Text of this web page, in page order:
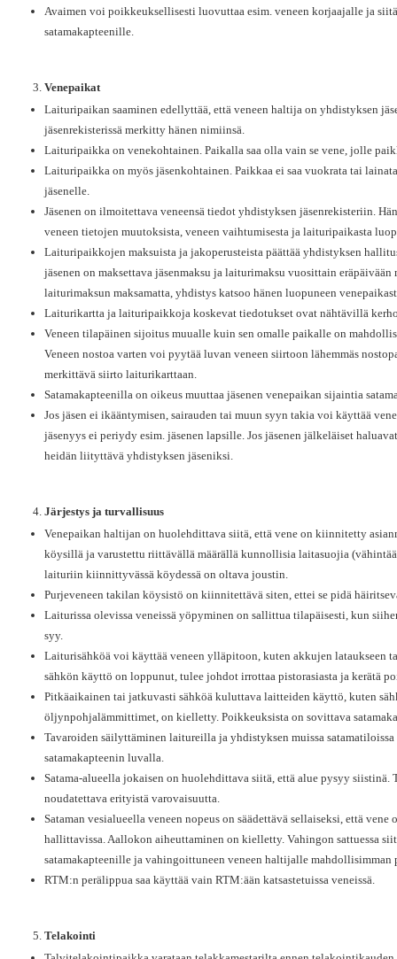
Avaimen voi poikkeuksellisesti luovuttaa esim. veneen korjaajalle ja
satamakapteenille.
Venepaikat
Laituripaikan saaminen edellyttää, että veneen haltija on yhdistyksen
jäsenrekisterissä merkitty hänen nimiinsä.
Laituripaikka on venekohtainen. Paikalla saa olla vain se vene, jolle
Laituripaikka on myös jäsenkohtainen. Paikkaa ei saa vuokrata tai
jäsenelle.
Jäsenen on ilmoitettava veneensä tiedot yhdistyksen jäsenrekisteriin.
veneen tietojen muutoksista, veneen vaihtumisesta ja laituripaikasta
Laituripaikkojen maksuista ja jakoperusteista päättää yhdistyksen
jäsenen on maksettava jäsenmaksu ja laiturimaksu vuosittain eräpäivään
laiturimaksun maksamatta, yhdistys katsoo hänen luopuneen
Laiturikartta ja laituripaikkoja koskevat tiedotukset ovat nähtävillä
Veneen tilapäinen sijoitus muualle kuin sen omalle paikalle on
Veneen nostoa varten voi pyytää luvan veneen siirtoon lähemmäs
merkittävä siirto laiturikarttaan.
Satamakapteenilla on oikeus muuttaa jäsenen venepaikan sijaintia
Jos jäsen ei ikääntymisen, sairauden tai muun syyn takia voi käyttää
jäsenyys ei periydy esim. jäsenen lapsille. Jos jäsenen jälkeläiset
heidän liityttävä yhdistyksen jäseniksi.
Järjestys ja turvallisuus
Venepaikan haltijan on huolehdittava siitä, että vene on kiinnitetty
köysillä ja varustettu riittävällä määrällä kunnollisia laitasuojia
laituriin kiinnittyvässä köydessä on oltava joustin.
Purjeveneen takilan köysistö on kiinnitettävä siten, ettei se pidä
Laiturissa olevissa veneissä yöpyminen on sallittua tilapäisesti, kun
syy.
Laiturisähköä voi käyttää veneen ylläpitoon, kuten akkujen lataukseen
sähkön käyttö on loppunut, tulee johdot irrottaa pistorasiasta ja kerätä
Pitkäaikainen tai jatkuvasti sähköä kuluttava laitteiden käyttö, kuten
öljynpohjalämmittimet, on kielletty. Poikkeuksista on sovittava
Tavaroiden säilyttäminen laitureilla ja yhdistyksen muissa
satamakapteenin luvalla.
Satama-alueella jokaisen on huolehdittava siitä, että alue pysyy siistinä.
noudatettava erityistä varovaisuutta.
Sataman vesialueella veneen nopeus on säädettävä sellaiseksi, että vene
hallittavissa. Aallokon aiheuttaminen on kielletty. Vahingon sattuessa
satamakapteenille ja vahingoittuneen veneen haltijalle mahdollisimman
RTM:n perälippua saa käyttää vain RTM:ään katsastetuissa veneissä.
Telakointi